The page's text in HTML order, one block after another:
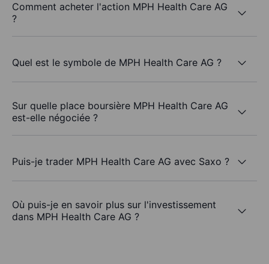
Comment acheter l'action MPH Health Care AG
?
Quel est le symbole de MPH Health Care AG ?
Sur quelle place boursière MPH Health Care AG
est-elle négociée ?
Puis-je trader MPH Health Care AG avec Saxo ?
Où puis-je en savoir plus sur l'investissement
dans MPH Health Care AG ?